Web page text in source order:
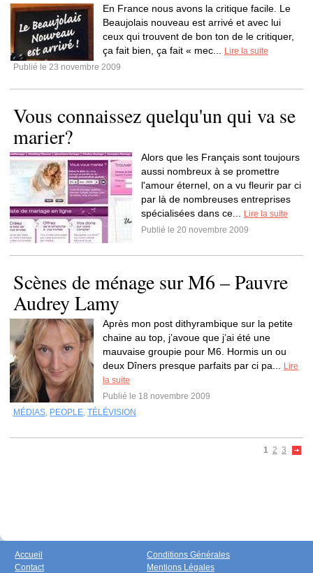
En France nous avons la critique facile. Le
Beaujolais nouveau est arrivé et avec lui
ceux qui trouvent de bon ton de le critiquer,
ça fait bien, ça fait « mec...
Lire la suite
Publié le 23 novembre 2009
Vous connaissez quelqu'un qui va se
marier?
Alors que les Français sont toujours
aussi nombreux à se promettre
l'amour éternel, on a vu fleurir par ci
par là de nombreuses entreprises
spécialisées dans ce...
Lire la suite
Publié le 20 novembre 2009
Scènes de ménage sur M6 – Pauvre
Audrey Lamy
Après mon post dithyrambique sur la petite
chaine au top, j’avoue que j’ai été une
mauvaise groupie pour M6. Hormis un ou
deux Dîners presque parfaits par ci pa...
Lire
la suite
Publié le 18 novembre 2009
MÉDIAS, PEOPLE, TÉLÉVISION
1 2 3
Accueil
Contact
Conditions Générales
Mentions Légales